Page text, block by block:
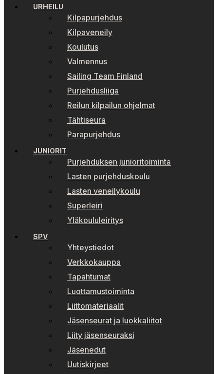
URHEILU
Kilpapurjehdus
Kilpaveneily
Koulutus
Valmennus
Sailing Team Finland
Purjehdusliiga
Reilun kilpailun ohjelmat
Tähtiseura
Parapurjehdus
JUNIORIT
Purjehduksen junioritoiminta
Lasten purjehduskoulu
Lasten veneilykoulu
Superleiri
Yläkoululeiritys
SPV
Yhteystiedot
Verkkokauppa
Tapahtumat
Luottamustoiminta
Liittomateriaalit
Jäsenseurat ja luokkaliitot
Liity jäsenseuraksi
Jäsenedut
Uutiskirjeet